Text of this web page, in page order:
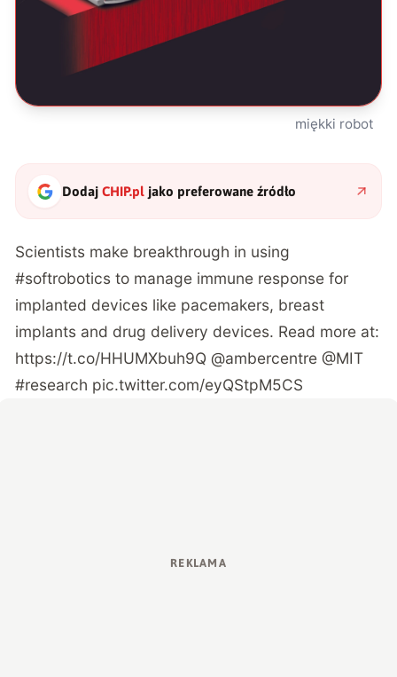
miękki robot
DodajCHIP.pl jako preferowane źródło
Scientists make breakthrough in using
#softrobotics to manage immune response for
implanted devices like pacemakers, breast
implants and drug delivery devices. Read more at:
https://t.co/HHUMXbuh9Q @ambercentre @MIT
#research pic.twitter.com/eyQStpM5CS